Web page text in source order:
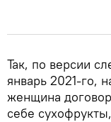
Так, по версии
январь 2021-го,
женщина
себе